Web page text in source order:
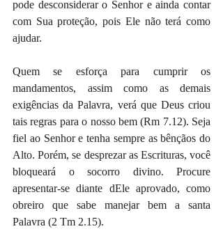
pode desconsiderar o Senhor e ainda contar
com Sua proteção, pois Ele não terá como
ajudar.
Quem se esforça para cumprir os
mandamentos, assim como as demais
exigências da Palavra, verá que Deus criou
tais regras para o nosso bem (Rm 7.12). Seja
fiel ao Senhor e tenha sempre as bênçãos do
Alto. Porém, se desprezar as Escrituras, você
bloqueará o socorro divino. Procure
apresentar-se diante dEle aprovado, como
obreiro que sabe manejar bem a santa
Palavra (2 Tm 2.15).